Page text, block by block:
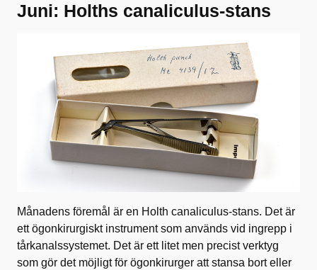
Juni: Holths canaliculus-stans
Månadens föremål är en Holth canaliculus-stans. Det är
ett ögonkirurgiskt instrument som används vid ingrepp i
tårkanalssystemet. Det är ett litet men precist verktyg
som gör det möjligt för ögonkirurger att stansa bort eller